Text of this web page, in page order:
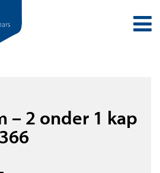
– 2 onder 1 kap